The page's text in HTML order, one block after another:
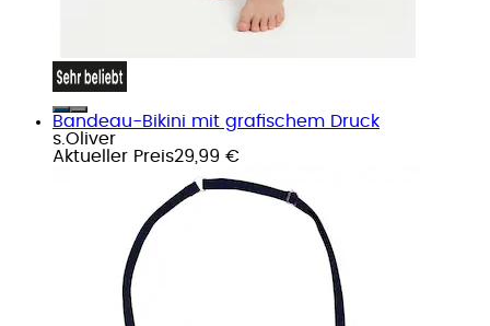
Bandeau-Bikini mit grafischem Druck
s.Oliver
Aktueller Preis29,99 €